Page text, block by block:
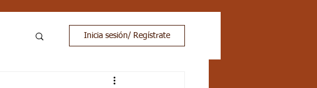
Inicia sesión/ Regístrate